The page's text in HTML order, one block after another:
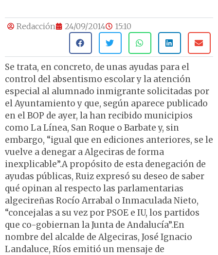
Redacción 24/09/2014 15:10
Se trata, en concreto, de unas ayudas para el
control del absentismo escolar y la atención
especial al alumnado inmigrante solicitadas por
el Ayuntamiento y que, según aparece publicado
en el BOP de ayer, la han recibido municipios
como La Línea, San Roque o Barbate y, sin
embargo, “igual que en ediciones anteriores, se le
vuelve a denegar a Algeciras de forma
inexplicable”.A propósito de esta denegación de
ayudas públicas, Ruiz expresó su deseo de saber
qué opinan al respecto las parlamentarias
algecireñas Rocío Arrabal o Inmaculada Nieto,
“concejalas a su vez por PSOE e IU, los partidos
que co-gobiernan la Junta de Andalucía”.En
nombre del alcalde de Algeciras, José Ignacio
Landaluce, Ríos emitió un mensaje de